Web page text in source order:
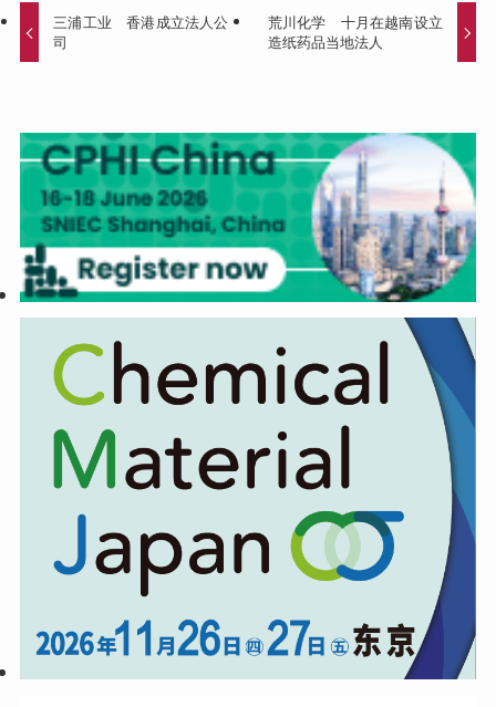
三浦工业 香港成立法人公
司
荒川化学 十月在越南设立
造纸药品当地法人